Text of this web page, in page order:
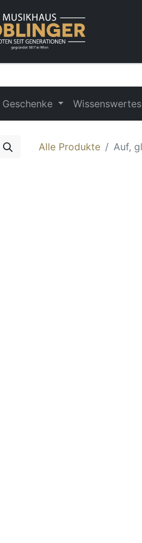
Geschenke Wissenswertes
Alle Produkte Auf,